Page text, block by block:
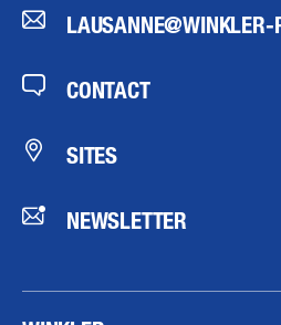
LAUSANNE@WINKLER-
CONTACT
SITES
NEWSLETTER